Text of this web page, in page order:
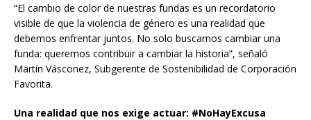
“El cambio de color de nuestras fundas es un recordatorio
visible de que la violencia de género es una realidad que
debemos enfrentar juntos. No solo buscamos cambiar una
funda: queremos contribuir a cambiar la historia”, señaló
Martín Vásconez, Subgerente de Sostenibilidad de Corporación
Favorita.
Una realidad que nos exige actuar: #NoHayExcusa